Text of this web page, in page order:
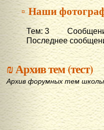
▫ Наши
Тем: 3
Последнее
₪Архив тем (тест)
Архив форумных тем